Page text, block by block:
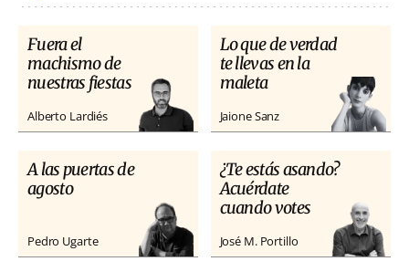
Fuera el
machismo de
nuestras fiestas
Alberto Lardiés
Lo que de verdad
te llevas en la
maleta
Jaione Sanz
A las puertas de
agosto
Pedro Ugarte
¿Te estás asando?
Acuérdate
cuando votes
José M. Portillo